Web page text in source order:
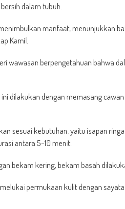
dalam tubuh.
manfaat, menunjukkan
Kamil.
wawasan berpengetahuan bahwa
ini dilakukan dengan memasang
sesuai kebutuhan, yaitu isapan
antara 5-10 menit.
bekam kering, bekam basah
permukaan kulit dengan